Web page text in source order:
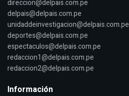
direccion@delpais.com.pe
delpais@delpais.com.pe
unidaddeinvestigacion@delpais.com.pe
deportes@delpais.com.pe
espectaculos@delpais.com.pe
redaccion1@delpais.com.pe
redaccion2@delpais.com.pe
Información